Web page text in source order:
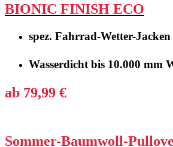
BIONIC FINISH ECO
spez. Fahrrad-Wetter-Jacken
Wasserdicht bis 10.000 mm
ab 79,99 €
Sommer-Baumwoll-